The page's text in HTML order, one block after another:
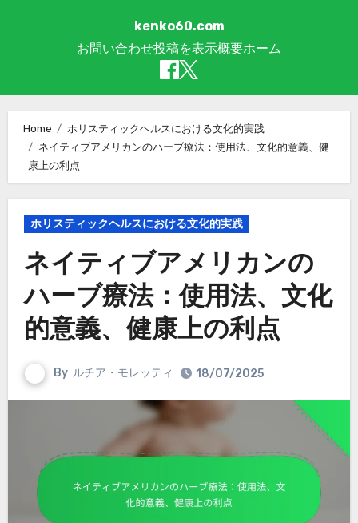
kenko60.com
お問い合わせ投稿を表示概要ホーム
Home
ホリスティックヘルスにおける文化的実践
ネイティブアメリカンのハーブ療法：使用法、文化的意義、健
康上の利点
ホリスティックヘルスにおける文化的実践
ネイティブアメリカンの
ハーブ療法：使用法、文化
的意義、健康上の利点
By ルチア・モレッティ 18/07/2025